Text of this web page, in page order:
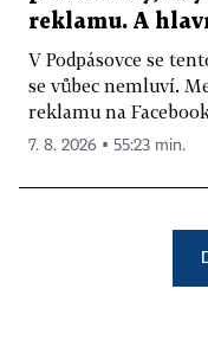
reklamu. A
V Podpásovce se
se vůbec nemluví.
reklamu na
7. 8. 2026 ▪ 55:23 min.